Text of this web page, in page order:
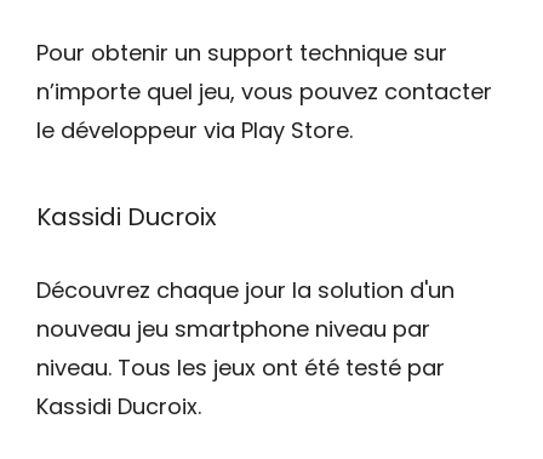
Pour obtenir un support technique sur
n’importe quel jeu, vous pouvez contacter
le développeur via Play Store.
Kassidi Ducroix
Découvrez chaque jour la solution d'un
nouveau jeu smartphone niveau par
niveau. Tous les jeux ont été testé par
Kassidi Ducroix.